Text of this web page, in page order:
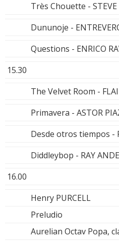
Très Chouette - STEVE
Dununoje -
Questions - ENRICO
15.30
The Velvet Room -
Primavera - ASTOR
Desde otros tiempos -
Diddleybop - RAY
16.00
Henry PURCELL
Preludio
Aurelian Octav Popa,